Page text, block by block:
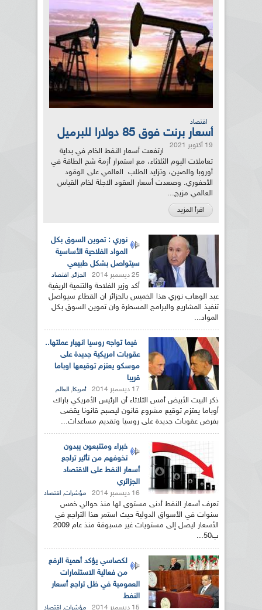
اقتصاد
أسعار برنت فوق 85 دولارا للبرميل
19 أكتوبر 2021
ارتفعت أسعار النفط الخام في بداية
تعاملات اليوم الثلاثاء، مع استمرار أزمة شح الطاقة في
أوروبا والصين، وتزايد الطلب العالمي على الوقود
الأحفوري. وصعدت أسعار العقود الاجلة لخام القياس
العالمي مزيج...
اقرأ المزيد
نوري : تموين السوق بكل
المواد الفلاحية الأساسية
سيتواصل بشكل طبيعي
25 ديسمبر 2014 الجزائر, اقتصاد
أكد وزير الفلاحة والتنمية الريفية
عبد الوهاب نوري هذا الخميس بالجزائر ان القطاع سيواصل
تنفيذ المشاريع والبرامج المسطرة وان تموين السوق بكل
المواد...
فيما تواجه روسيا انهيار عملتها..
عقوبات امريكية جديدة على
موسكو يعتزم توقيعها اوباما
قريبا
17 ديسمبر 2014 أمريكا, العالم
ذكر البيت الأبيض أمس الثلاثاء أن الرئيس الأمريكي باراك
أوباما يعتزم توقيع مشروع قانون ليصبح قانونا يقضى
بفرض عقوبات جديدة على روسيا وتقديم مساعدات...
خبراء ومتتبعون يبدون
تخوفهم من تأثير تراجع
أسعار النفط على الاقتصاد
الجزائري
16 ديسمبر 2014 مؤشرات, اقتصاد
تعرف أسعار النفط أدنى مستوى لها منذ حوالي خمس
سنوات في الأسواق الدولية حيث استمر هذا التراجع في
الأسعار ليصل إلى مستويات غير مسبوقة منذ عام 2009
ب50...
لكصاسي يؤكد أهمية الرفع
من فعالية الاستثمارات
العمومية في ظل تراجع أسعار
النفط
15 ديسمبر 2014 مؤشرات, اقتصاد